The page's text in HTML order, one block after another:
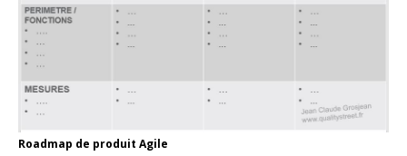
Roadmap de produit Agile